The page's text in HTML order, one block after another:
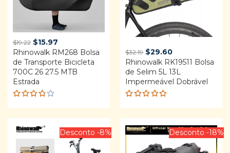
$19.22 Original
price
was:
$19.22.
$15.97
price
is:
$15.97.
Rhinowalk RM268 Bolsa
de Transporte Bicicleta
700C 26 27.5 MTB
Estrada
Rated
3.75
out of
5
$32.19 Original
price
was:
$32.19.
$29.60Current
price
is:
$29.60.
Rhinowalk RK19511 Bolsa
de Selim 5L 13L
Impermeável Dobrável
Rated
4.92out
of 5
Desconto -8% Desconto -18%